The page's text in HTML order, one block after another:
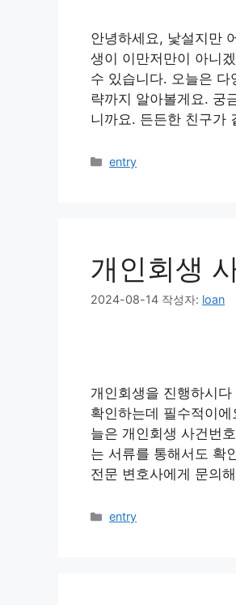
안녕하세요, 낯설지만
생이 이만저만이 아니
수 있습니다. 오늘은
략까지 알아볼게요. 궁
니까요. 든든한 친구가
카
entry
개인회생
2024-08-14 작성자: loan
개인회생을 진행하시
확인하는데 필수적이
늘은 개인회생 사건번
는 서류를 통해서도 확
전문 변호사에게 문의
카
entry